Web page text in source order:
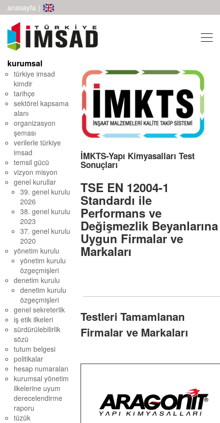
anasayfa |
kurumsal
türkiye imsad
kimdir
tarihçe
sektörel kapsama
alanı
organizasyon
şeması
verilerle türkiye
imsad
temsil gücü
vizyon misyon
genel kurullar
39. genel kurulu
2026
38. genel kurulu
2023
37. genel kurulu
2020
yönetim kurulu
yönetim kurulu
özgeçmişleri
denetim kurulu
denetim kurulu
özgeçmişleri
genel sekreterlik
iş etik ilkeleri
sürdürülebilirlik
sözü
tutum belgesi
politikalar
hesap numaraları
kurumsal yönetim
ilkelerine uyum
derecelendirme
raporu
tüzük
İMKTS-Yapı Kimyasalları Test
Sonuçları
TSE EN 12004-1
Standardı ile
Performans ve
Değişmezlik Beyanlarına
Uygun Firmalar ve
Markaları
Testleri Tamamlanan
Firmalar ve Markaları